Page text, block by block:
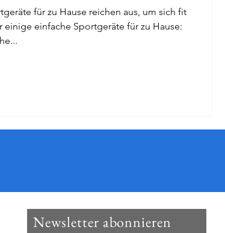
für zu Hause reichen aus, um sich fit
einige einfache Sportgeräte für zu Hause:
Newsletter abonnieren